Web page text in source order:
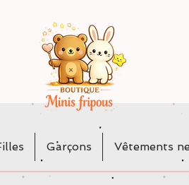
Garçons Vêtements